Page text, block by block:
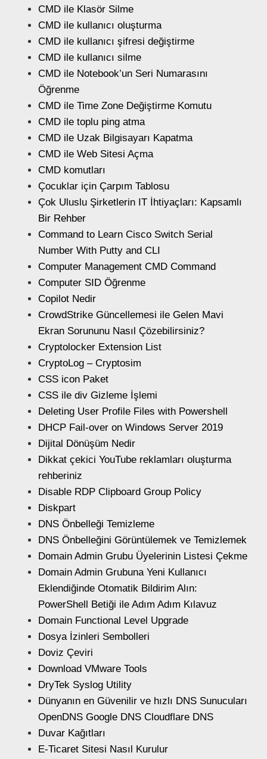
CMD ile Klasör Silme
CMD ile kullanıcı oluşturma
CMD ile kullanıcı şifresi değiştirme
CMD ile kullanıcı silme
CMD ile Notebook’un Seri Numarasını
Öğrenme
CMD ile Time Zone Değiştirme Komutu
CMD ile toplu ping atma
CMD ile Uzak Bilgisayarı Kapatma
CMD ile Web Sitesi Açma
CMD komutları
Çocuklar için Çarpım Tablosu
Çok Uluslu Şirketlerin IT İhtiyaçları: Kapsamlı
Bir Rehber
Command to Learn Cisco Switch Serial
Number With Putty and CLI
Computer Management CMD Command
Computer SID Öğrenme
Copilot Nedir
CrowdStrike Güncellemesi ile Gelen Mavi
Ekran Sorununu Nasıl Çözebilirsiniz?
Cryptolocker Extension List
CryptoLog – Cryptosim
CSS icon Paket
CSS ile div Gizleme İşlemi
Deleting User Profile Files with Powershell
DHCP Fail-over on Windows Server 2019
Dijital Dönüşüm Nedir
Dikkat çekici YouTube reklamları oluşturma
rehberiniz
Disable RDP Clipboard Group Policy
Diskpart
DNS Önbelleği Temizleme
DNS Önbelleğini Görüntülemek ve Temizlemek
Domain Admin Grubu Üyelerinin Listesi Çekme
Domain Admin Grubuna Yeni Kullanıcı
Eklendiğinde Otomatik Bildirim Alın:
PowerShell Betiği ile Adım Adım Kılavuz
Domain Functional Level Upgrade
Dosya İzinleri Sembolleri
Doviz Çeviri
Download VMware Tools
DryTek Syslog Utility
Dünyanın en Güvenilir ve hızlı DNS Sunucuları
OpenDNS Google DNS Cloudflare DNS
Duvar Kağıtları
E-Ticaret Sitesi Nasıl Kurulur